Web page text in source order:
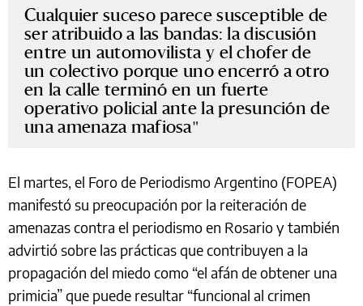
Cualquier suceso parece susceptible de
ser atribuido a las bandas: la discusión
entre un automovilista y el chofer de
un colectivo porque uno encerró a otro
en la calle terminó en un fuerte
operativo policial ante la presunción de
una amenaza mafiosa
El martes, el Foro de Periodismo Argentino (FOPEA)
manifestó su preocupación por la reiteración de
amenazas contra el periodismo en Rosario y también
advirtió sobre las prácticas que contribuyen a la
propagación del miedo como “el afán de obtener una
primicia” que puede resultar “funcional al crimen